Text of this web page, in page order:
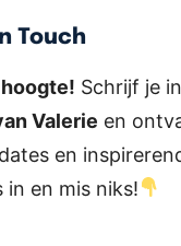
Touch
Schrijf je
Valerie en
en
in en mis niks!